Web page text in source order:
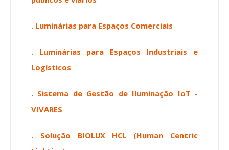
. Luminárias para Espaços Comerciais
. Luminárias para Espaços Industriais e
Logísticos
. Sistema de Gestão de Iluminação IoT -
VIVARES
. Solução BIOLUX HCL (Human Centric